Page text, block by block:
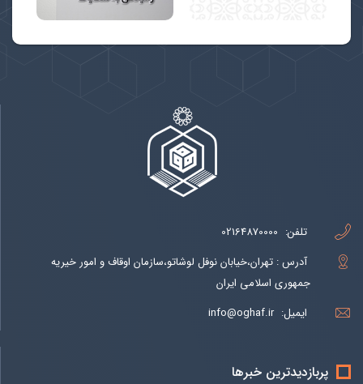
تلفن: 02164870000
آدرس : تهران،خیابان نوفل لوشاتو،سازمان اوقاف و امور خیریه
جمهوری اسلامی ایران
ایمیل: info@oghaf.ir
پربازدیدترین خبرها